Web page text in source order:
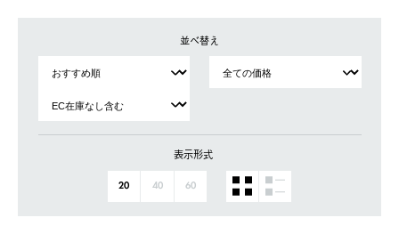
並べ替え
表示形式
20 40 60